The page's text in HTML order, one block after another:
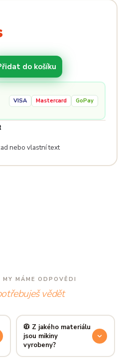
do košíku
VISA Mastercard GoPay
nebo vlastní text
MÁME ODPOVĚDI
vědět
🧥 Z jakého materiálu
jsou mikiny
vyrobeny?